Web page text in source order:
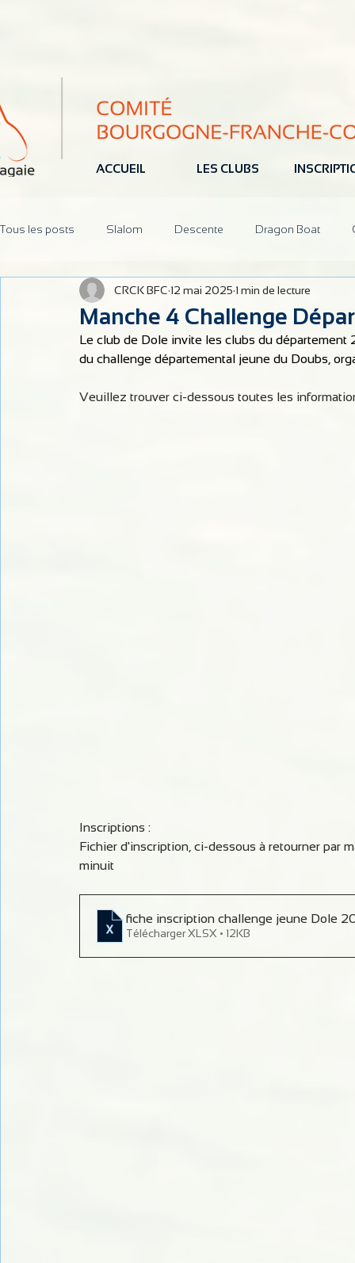
ACCUEIL LES CLUBS
Tous les posts Slalom Descente Dragon Boat
Pôle Espoir Réunions CoDir
Manche 4 Challenge
CRCK BFC 12 mai 2025 1 min de lecture
Le club de Dole invite les clubs du département
du challenge départemental jeune du Doubs,
Veuillez trouver ci-dessous toutes les
Inscriptions :
Fichier d'inscription, ci-dessous à retourner par
minuit
fiche inscription challenge jeune Dole
Télécharger XLSX • 12KB